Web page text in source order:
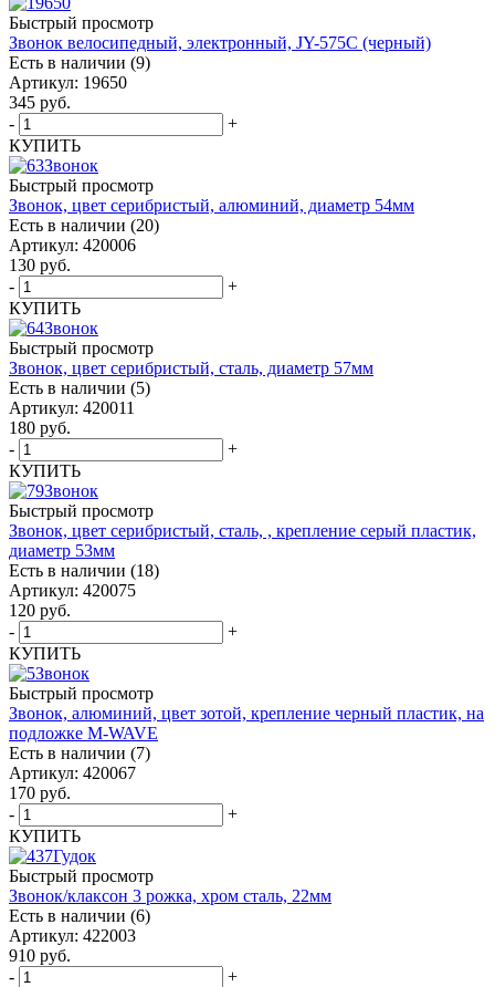
Быстрый просмотр
Звонок велосипедный, электронный, JY-575C (черный)
Есть в наличии (9)
Артикул: 19650
345 руб.
-
+
КУПИТЬ
Быстрый просмотр
Звонок, цвет серибристый, алюминий, диаметр 54мм
Есть в наличии (20)
Артикул: 420006
130 руб.
-
+
КУПИТЬ
Быстрый просмотр
Звонок, цвет серибристый, сталь, диаметр 57мм
Есть в наличии (5)
Артикул: 420011
180 руб.
-
+
КУПИТЬ
Быстрый просмотр
Звонок, цвет серибристый, сталь, , крепление серый пластик,
диаметр 53мм
Есть в наличии (18)
Артикул: 420075
120 руб.
-
+
КУПИТЬ
Быстрый просмотр
Звонок, алюминий, цвет зотой, крепление черный пластик, на
подложке M-WAVE
Есть в наличии (7)
Артикул: 420067
170 руб.
-
+
КУПИТЬ
Быстрый просмотр
Звонок/клаксон 3 рожка, хром сталь, 22мм
Есть в наличии (6)
Артикул: 422003
910 руб.
-
+